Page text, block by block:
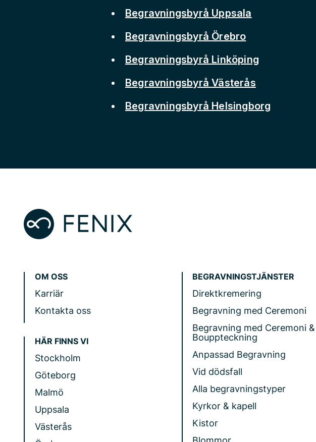
Begravningsbyrå Uppsala
Begravningsbyrå Örebro
Begravningsbyrå Linköping
Begravningsbyrå Västerås
Begravningsbyrå Helsingborg
OM OSS
Karriär
Kontakta oss
HÄR FINNS VI
Stockholm
Göteborg
Malmö
Uppsala
Västerås
BEGRAVNINGSTJÄNSTER
Direktkremering
Begravning med Ceremoni
Begravning med Ceremoni &
Bouppteckning
Anpassad Begravning
Vid dödsfall
Alla begravningstyper
Kyrkor & kapell
Kistor